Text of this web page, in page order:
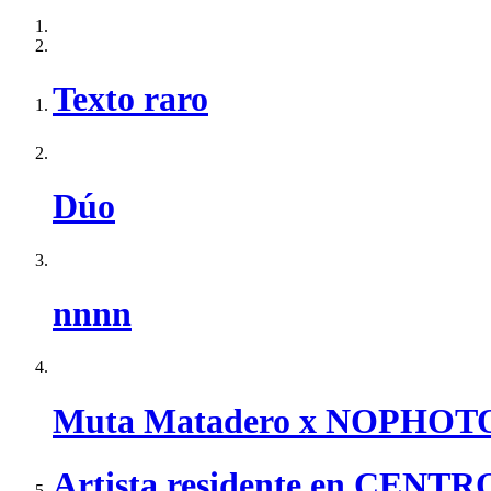
Texto raro
Dúo
nnnn
Muta Matadero x